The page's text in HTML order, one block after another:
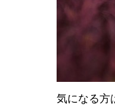
気になる方